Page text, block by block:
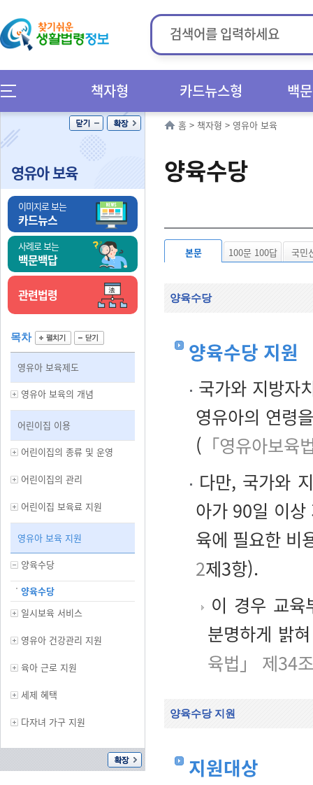
책자형 카드뉴스형 백
영유아 보육
이미지로 보는
카드뉴스
사례로 보는
백문백답
관련법령
목차
영유아 보육제도
영유아 보육의 개념
어린이집 이용
어린이집의 종류 및 운영
어린이집의 관리
어린이집 보육료 지원
영유아 보육 지원
양육수당
양육수당
일시보육 서비스
영유아 건강관리 지원
육아 근로 지원
세제 혜택
다자녀 가구 지원
홈 > 책자형 > 영유아 보육
양육수당
본문 100문 100답 국민
양육수당
양육수당 지원
국가와 지방자
영유아의 연령
( 「영유아보
다만, 국가와
아가 90일 이상
육에 필요한 비
2제3항).
이 경우 교육
분명하게 밝
육법」 제34
양육수당 지원
지원대상